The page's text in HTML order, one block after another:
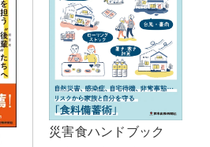
災害食ハンドブック